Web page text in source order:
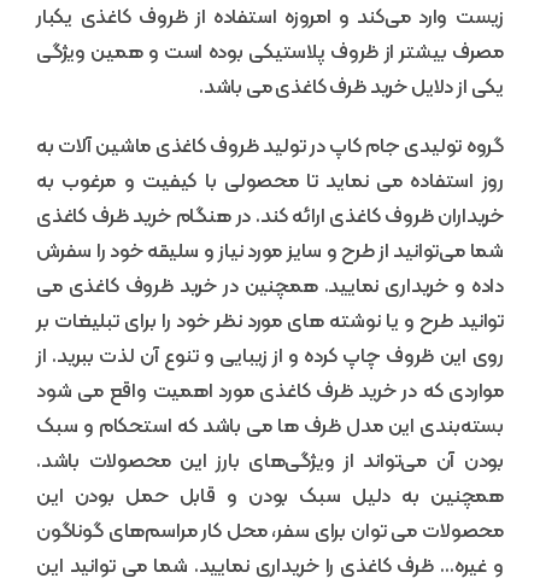
زیست وارد می‌کند و امروزه استفاده از ظروف کاغذی یکبار
مصرف بیشتر از ظروف پلاستیکی بوده است و همین ویژگی
یکی از دلایل خرید ظرف کاغذی می باشد.
گروه تولیدی جام کاپ در تولید ظروف کاغذی ماشین آلات به
روز استفاده می نماید تا محصولی با کیفیت و مرغوب به
خریداران ظروف کاغذی ارائه کند. در هنگام خرید ظرف کاغذی
شما می‌توانید از طرح و سایز مورد نیاز و سلیقه خود را سفرش
داده و خریداری نمایید. همچنین در خرید ظروف کاغذی می
توانید طرح و یا نوشته های مورد نظر خود را برای تبلیغات بر
روی این ظروف چاپ کرده و از زیبایی و تنوع آن لذت ببرید. از
مواردی که در خرید ظرف کاغذی مورد اهمیت واقع می شود
بسته‌بندی این مدل ظرف ها می باشد که استحکام و سبک
بودن آن می‌تواند از ویژگی‌های بارز این محصولات باشد.
همچنین به دلیل سبک بودن و قابل حمل بودن این
محصولات می توان برای سفر، محل کار مراسم‌های گوناگون
و غیره… ظرف کاغذی را خریداری نمایید. شما می توانید این